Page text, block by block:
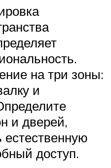
на три зоны:
и
и дверей,
доступ.